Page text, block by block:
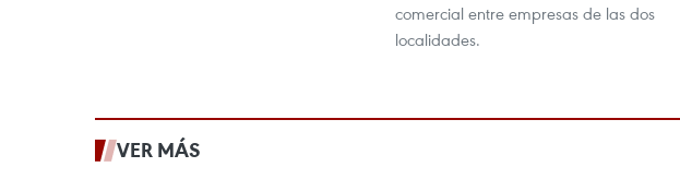
comercial entre empresas de las dos
localidades.
VER MÁS